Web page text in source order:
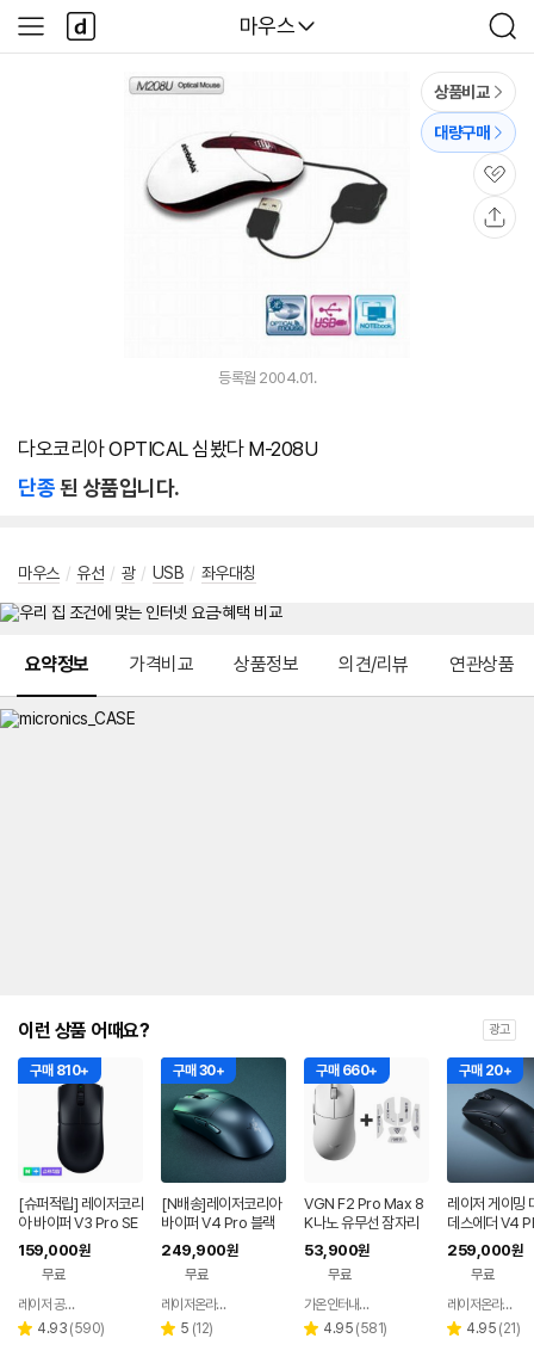
다나와
마우스
검
색
사
이
다
나
와
상품비교
대량구매
관
심
등록월 2004.01.
다오코리아 OPTICAL 심봤다 M-208U
단종된 상품입니다.
마우스 / 유선 / 광 / USB / 좌우대칭
요약정보 가격비교 상품정보 의견/리뷰 연관상품
이런 상품 어때요? 광고
구매 810+
[슈퍼적립] 레이저코리
아 바이퍼 V3 Pro SE
바브삼 e스포츠 무선
게이밍 마우스
159,000원
무료
페이
레이저 공식스토어
별 4.93 리
(590)
구매 30+
[N배송]레이저코리아
바이퍼 V4 Pro 블랙
바브사 무선 게이밍 마
우스 2세대 동글+그립
[오늘주문 내일도착]
249,900원
무료
레이저온라인스토어
별 5 리
(12)
구매 660+
VGN F2 Pro Max 8
K나노 유무선 잠자리
게이밍 마우스 화이트
53,900원
무료
페이
가온인터내셔날
별 4.95 리
(581)
구매 20+
레이저 게이밍
데스에더 V4
경량 FPS 프로
우스
259,000원
무료
레이저온라인스토어
별 4.95 리
(21)